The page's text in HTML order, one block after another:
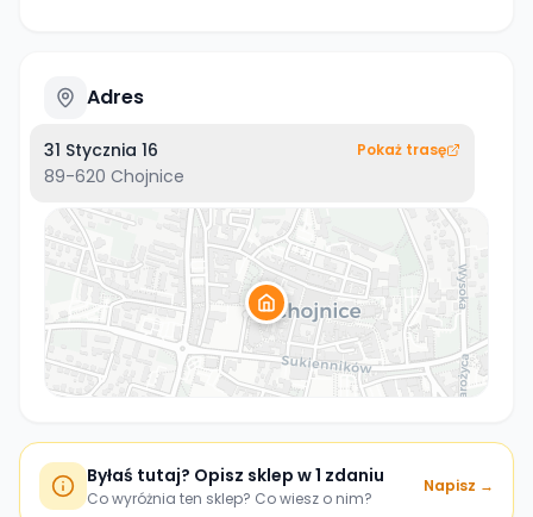
Adres
31 Stycznia 16
89-620 Chojnice
Pokaż trasę
Byłaś tutaj? Opisz sklep w 1 zdaniu
Co wyróżnia ten sklep? Co wiesz o nim?
Napisz →